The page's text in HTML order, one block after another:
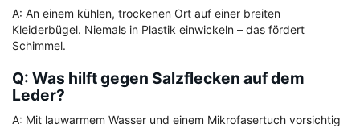
A: An einem kühlen, trockenen Ort auf einer breiten
Kleiderbügel. Niemals in Plastik einwickeln – das fördert
Schimmel.
Q: Was hilft gegen Salzflecken auf dem
Leder?
A: Mit lauwarmem Wasser und einem Mikrofasertuch vorsichtig